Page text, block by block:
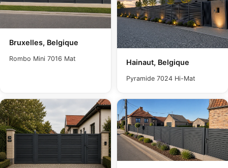
Bruxelles, Belgique
Rombo Mini 7016 Mat Hainaut, Belgique
Pyramide 7024 Hi-Mat